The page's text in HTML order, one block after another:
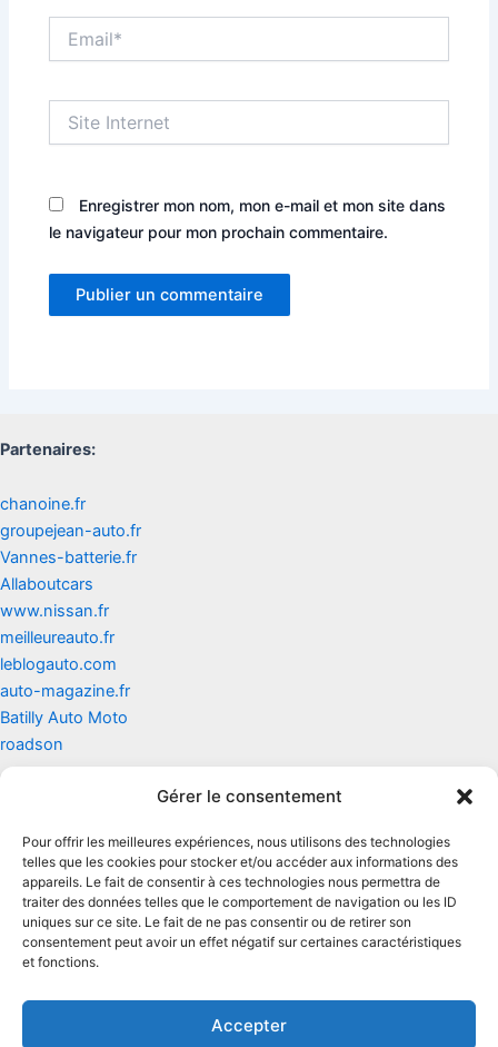
Gérer le consentement
Pour offrir les meilleures expériences, nous utilisons des technologies
telles que les cookies pour stocker et/ou accéder aux informations des
appareils. Le fait de consentir à ces technologies nous permettra de
traiter des données telles que le comportement de navigation ou les ID
uniques sur ce site. Le fait de ne pas consentir ou de retirer son
consentement peut avoir un effet négatif sur certaines caractéristiques
et fonctions.
Accepter
Internet
Enregistrer mon nom, mon e-mail et mon site dans
le navigateur pour mon prochain commentaire.
Partenaires:
chanoine.fr
groupejean-auto.fr
Vannes-batterie.fr
Allaboutcars
www.nissan.fr
meilleureauto.fr
leblogauto.com
auto-magazine.fr
Batilly Auto Moto
roadson
Mentions légales
Conditions générales d'utilisation
Conditions générales de vente
Politique de cookies